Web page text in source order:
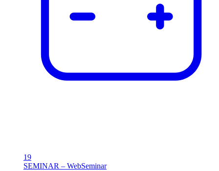
19
SEMINAR – WebSeminar